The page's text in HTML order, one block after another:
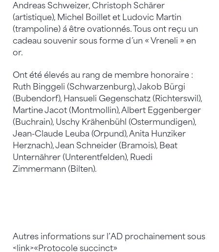
Andreas Schweizer, Christoph Schärer
(artistique), Michel Boillet et Ludovic Martin
(trampoline) á être ovationnés. Tous ont reçu un
cadeau souvenir sous forme d´un « Vreneli » en
or.
Ont été élevés au rang de membre honoraire :
Ruth Binggeli (Schwarzenburg), Jakob Bürgi
(Bubendorf), Hansueli Gegenschatz (Richterswil),
Martine Jacot (Montmollin), Albert Eggenberger
(Buchrain), Uschy Krähenbühl (Ostermundigen),
Jean-Claude Leuba (Orpund), Anita Hunziker
Herznach), Jean Schneider (Bramois), Beat
Unternährer (Unterentfelden), Ruedi
Zimmermann (Bilten).
Autres informations sur l’AD prochainement sous
<link>«Protocole succinct»